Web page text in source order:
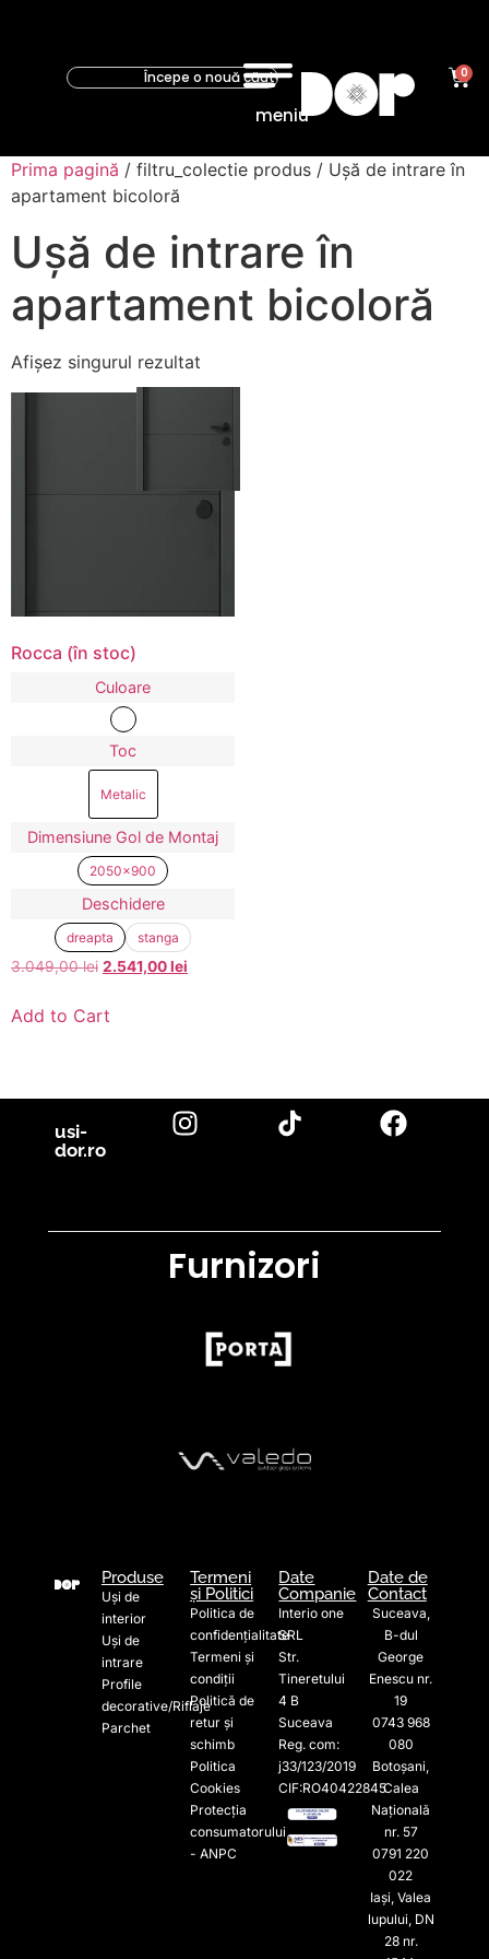
meniu
0
Prima pagină / filtru_colectie produs / Ușă de intrare în
apartament bicoloră
Ușă de intrare în
apartament bicoloră
Afișez singurul rezultat
Rocca (în stoc)
Culoare
Toc
Metalic
Dimensiune Gol de Montaj
2050x900
Deschidere
dreapta stanga
3.049,00lei 2.541,00lei
Add to Cart
usi-
dor.ro
Furnizori
Produse
Uși de
interior
Uși de
intrare
Profile
decorative/Riflaje
Parchet
Termeni
și Politici
Politica de
confidențialitate
Termeni și
condiții
Politică de
retur și
schimb
Politica
Cookies
Protecția
consumatorului
- ANPC
Date
Companie
Interio one
SRL
Str.
Tineretului
4 B
Suceava
Reg. com:
j33/123/2019
CIF:RO40422845
Date de
Contact
Suceava,
B-dul
George
Enescu nr.
19
0743 968
080
Botoșani,
Calea
Națională
nr. 57
0791 220
022​
Iași, Valea
lupului, DN
28 nr.